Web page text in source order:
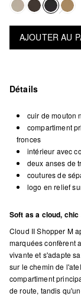
AJOUTER AU
Détails
cuir de mouton
compartiment
fronces
intérieur avec
deux anses de
coutures de
logo en relief
Soft as a cloud, chic
Cloud II Shopper M
marquées confèrent
vivante et s'adapte
sur le chemin de
compartiment
de route, tandis